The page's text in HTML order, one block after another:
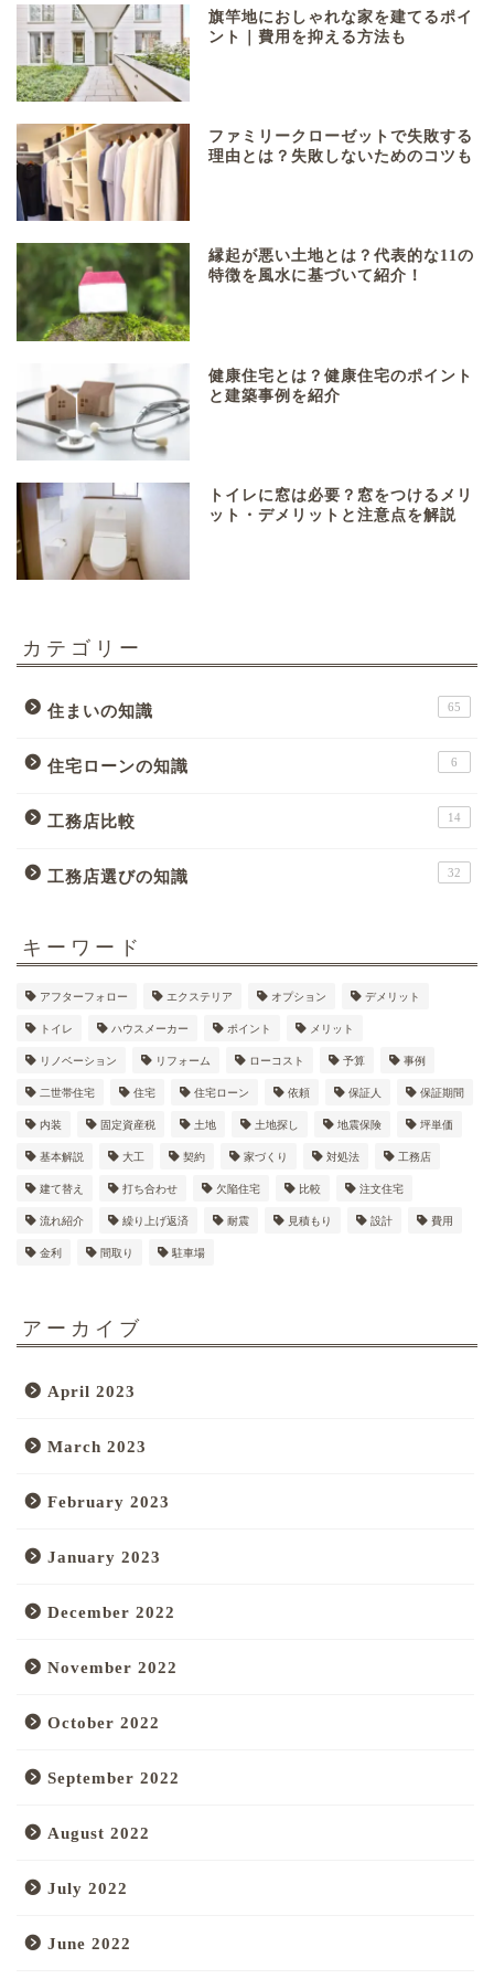
旗竿地におしゃれな家を建てるポイ
ント｜費用を抑える方法も
ファミリークローゼットで失敗する
理由とは？失敗しないためのコツも
縁起が悪い土地とは？代表的な11の
特徴を風水に基づいて紹介！
健康住宅とは？健康住宅のポイント
と建築事例を紹介
トイレに窓は必要？窓をつけるメリ
ット・デメリットと注意点を解説
カテゴリー
住まいの知識 65
住宅ローンの知識 6
工務店比較 14
工務店選びの知識 32
キーワード
アフターフォロー エクステリア オプション デメリット
トイレ ハウスメーカー ポイント メリット
リノベーション リフォーム ローコスト 予算 事例
二世帯住宅 住宅 住宅ローン 依頼 保証人 保証期間
内装 固定資産税 土地 土地探し 地震保険 坪単価
基本解説 大工 契約 家づくり 対処法 工務店
建て替え 打ち合わせ 欠陥住宅 比較 注文住宅
流れ紹介 繰り上げ返済 耐震 見積もり 設計 費用
金利 間取り 駐車場
アーカイブ
April 2023
March 2023
February 2023
January 2023
December 2022
November 2022
October 2022
September 2022
August 2022
July 2022
June 2022